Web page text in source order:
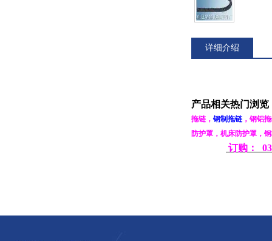
详细介绍
产品相关热门浏览
拖链 ， 钢制拖链 ， 钢铝
防护罩 ， 机床防护罩 ，
订购：